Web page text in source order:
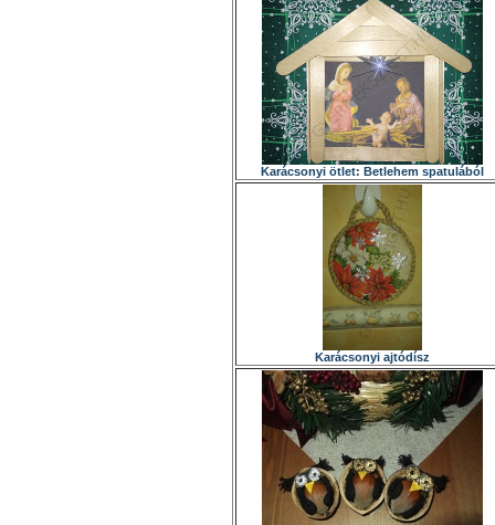
Karácsonyi ötlet: Betlehem spatulából
Karácsonyi ajtódísz